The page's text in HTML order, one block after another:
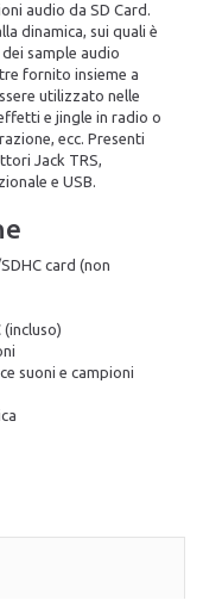
audio da SD Card.
dinamica, sui quali è
sample audio
fornito insieme a
utilizzato nelle
e jingle in radio o
ecc. Presenti
Jack TRS,
e USB.
card (non
suoni e campioni